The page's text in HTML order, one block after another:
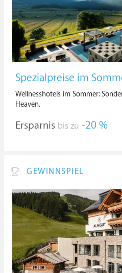
Spezialpreise im
Wellnesshotels im Sommer:
Heaven.
Ersparnis bis zu -20 %
GEWINNSPIEL